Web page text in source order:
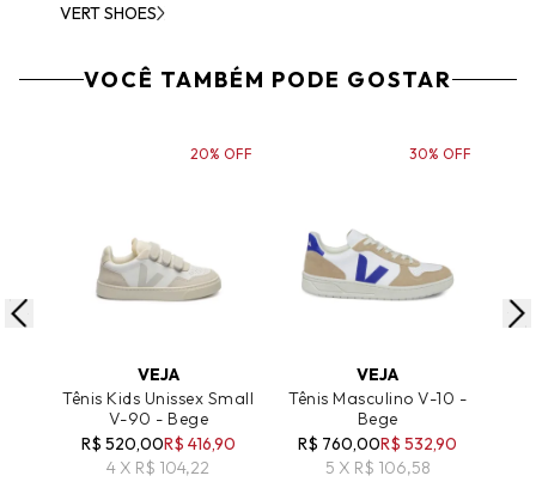
VERT SHOES
VOCÊ TAMBÉM PODE GOSTAR
VEJA
Tênis Kids Unissex Small
V-90 - Bege
R$ 520,00R$ 416,90
4 X R$ 104,22
20% OFF
VEJA
Tênis Masculino V-10 -
Bege
R$ 760,00R$ 532,90
5 X R$ 106,58
30% OFF